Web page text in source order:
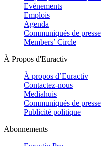
Evénements
Emplois
Agenda
Communiqués de presse
Members’ Circle
À Propos d'Euractiv
À propos d’Euractiv
Contactez-nous
Mediahuis
Communiqués de presse
Publicité politique
Abonnements